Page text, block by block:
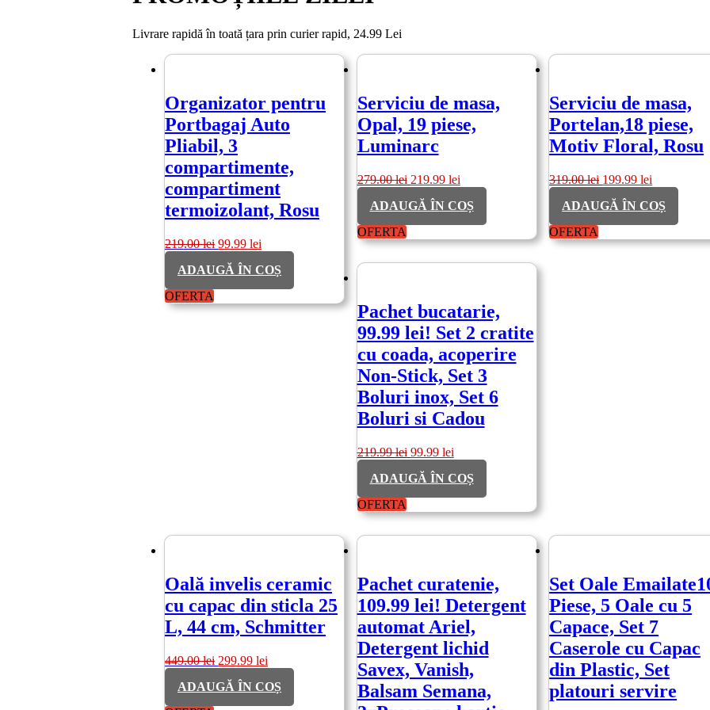
Livrare rapidă în toată țara prin curier rapid, 24.99 Lei
Organizator pentru
Portbagaj Auto
Pliabil, 3
compartimente,
compartiment
termoizolant, Rosu
219.00lei Prețul
a
99.99 lei
este:
99.99 lei.
ADAUGĂ ÎN COȘ
OFERTA
Serviciu de masa,
Opal, 19 piese,
Luminarc
279.00lei Prețul
a
219.99 leiPrețul
curent
este:
219.99 lei.
ADAUGĂ ÎN COȘ
OFERTA
Serviciu de masa,
Portelan,18 piese,
Motiv Floral, Rosu
319.00lei Prețul
a
199.99lei
curent
este:
199.99 lei.
ADAUGĂ ÎN COȘ
OFERTA
Pachet bucatarie,
99.99 lei! Set 2 cratite
cu coada, acoperire
Non-Stick, Set 3
Boluri inox, Set 6
Boluri si Cadou
219.99lei Prețul
a
99.99 leiPrețul
este:
99.99 lei.
ADAUGĂ ÎN COȘ
OFERTA
Oală invelis ceramic
cu capac din sticla 25
L, 44 cm, Schmitter
449.00lei Prețul
a
299.99 lei
curent
este:
299.99 lei.
ADAUGĂ ÎN COȘ
Pachet curatenie,
109.99 lei! Detergent
automat Ariel,
Detergent lichid
Savex, Vanish,
Balsam Semana,
Set Oale
Piese, 5 Oale cu 5
Capace, Set 7
Caserole cu Capac
din Plastic, Set
platouri servire